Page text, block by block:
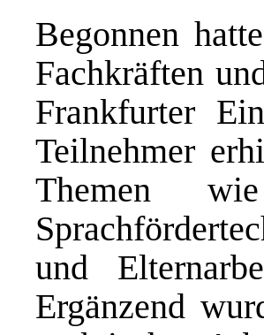
Begonnen
Fachkräften
Frankfurter
Teilnehmer
Themen
und
Ergänzend